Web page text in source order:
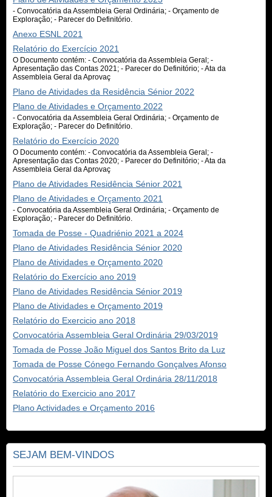
- Convocatória da Assembleia Geral Ordinária; - Orçamento de
Exploração; - Parecer do Definitório.
Anexo ESNL 2021
Relatório do Exercício 2021
O Documento contém: - Convocatória da Assembleia Geral; -
Apresentação das Contas 2021; - Parecer do Definitório; - Ata da
Assembleia Geral da Aprovaç
Plano de Atividades da Residência Sénior 2022
Plano de Atividades e Orçamento 2022
- Convocatória da Assembleia Geral Ordinária; - Orçamento de
Exploração; - Parecer do Definitório.
Relatório do Exercício 2020
O Documento contém: - Convocatória da Assembleia Geral; -
Apresentação das Contas 2020; - Parecer do Definitório; - Ata da
Assembleia Geral da Aprovaç
Plano de Atividades Residência Sénior 2021
Plano de Atividades e Orçamento 2021
- Convocatória da Assembleia Geral Ordinária; - Orçamento de
Exploração; - Parecer do Definitório.
Tomada de Posse - Quadriénio 2021 a 2024
Plano de Atividades Residência Sénior 2020
Plano de Atividades e Orçamento 2020
Relatório do Exercício ano 2019
Plano de Atividades Residência Sénior 2019
Plano de Atividades e Orçamento 2019
Relatório do Exercicio ano 2018
Convocatória Assembleia Geral Ordinária 29/03/2019
Tomada de Posse João Miguel dos Santos Brito da Luz
Tomada de Posse Cónego Fernando Gonçalves Afonso
Convocatória Assembleia Geral Ordinária 28/11/2018
Relatório do Exercicio ano 2017
Plano Actividades e Orçamento 2016
SEJAM BEM-VINDOS